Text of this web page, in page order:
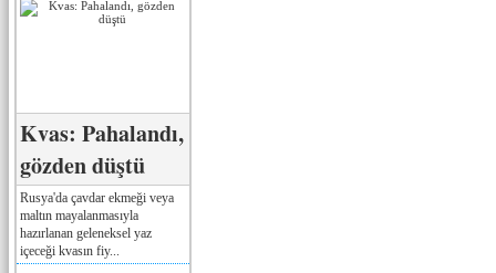
Kvas: Pahalandı,
gözden düştü
Rusya'da çavdar ekmeği veya
maltın mayalanmasıyla
hazırlanan geleneksel yaz
içeceği kvasın fiy...